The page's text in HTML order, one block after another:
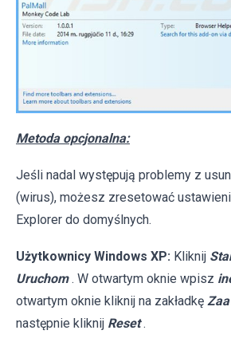
Metoda opcjonalna:
Jeśli nadal występują problemy z
(wirus), możesz zresetować
Explorer do domyślnych.
Użytkownicy Windows XP: Kliknij
Uruchom . W otwartym oknie wpisz
otwartym oknie kliknij na zakładkę
następnie kliknij Reset .